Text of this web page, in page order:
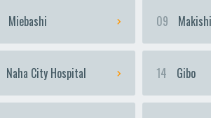
Miebashi 09 Makishi
Naha City Hospital 14 Gibo